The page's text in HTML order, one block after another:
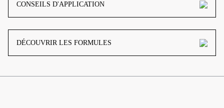
CONSEILS D'APPLICATION
DÉCOUVRIR LES FORMULES